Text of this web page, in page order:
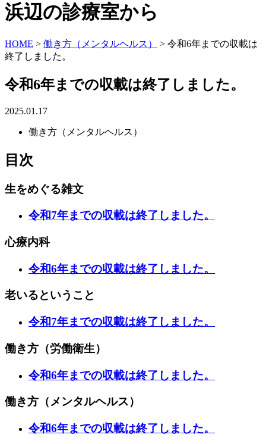
浜辺の診療室から
HOME > 働き方（メンタルヘルス） > 令和6年までの収載は
終了しました。
令和6年までの収載は終了しました。
2025.01.17
働き方（メンタルヘルス）
目次
生をめぐる雑文
令和7年までの収載は終了しました。
心療内科
令和6年までの収載は終了しました。
老いるということ
令和7年までの収載は終了しました。
働き方（労働衛生）
令和6年までの収載は終了しました。
働き方（メンタルヘルス）
令和6年までの収載は終了しました。